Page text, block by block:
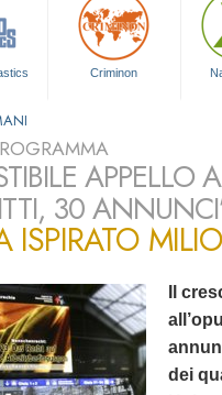
Criminon
30
ISPIRATO
Il
dei